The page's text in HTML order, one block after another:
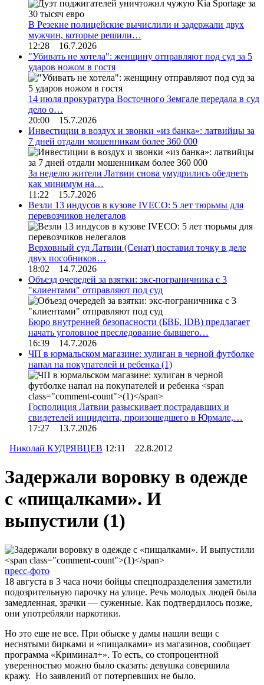
В Резекне полицейские вычислили и задержали двух
мужчин, которые решили…
12:28 16.7.2026
"Убивать не хотела": женщину отправляют под суд за 5
ударов ножом в гостя
14 июля прокуратура Восточного Земгале передала в суд
дело о…
20:00 15.7.2026
Инвестиции в воздух и звонки «из банка»: латвийцы за
7 дней отдали мошенникам более 360 000
За неделю жители Латвии снова умудрились обеднеть
как минимум на…
11:22 15.7.2026
Везли 13 индусов в кузове IVECO: 5 лет тюрьмы для
перевозчиков нелегалов
Верховный суд Латвии (Сенат) поставил точку в деле
двух пособников…
18:02 14.7.2026
Объезд очередей за взятки: экс-пограничника с 3
"клиентами" отправляют под суд
Бюро внутренней безопасности (БВБ, IDB) предлагает
начать уголовное преследование бывшего…
16:39 14.7.2026
ЧП в юрмальском магазине: хулиган в черной футболке
напал на покупателей и ребенка (1)
Госполиция Латвии разыскивает пострадавших и
свидетелей инцидента, произошедшего в Юрмале,…
17:27 13.7.2026
Николай КУДРЯВЦЕВ 12:11 22.8.2012
Задержали воровку в одежде
с «пищалками». И
выпустили (1)
пресс-фото
18 августа в 3 часа ночи бойцы спецподразделения заметили
подозрительную парочку на улице. Речь молодых людей была
замедленная, зрачки — суженные. Как подтвердилось позже,
они употребляли наркотики.
Но это еще не все. При обыске у дамы нашли вещи с
неснятыми бирками и «пищалками» из магазинов, сообщает
программа «Криминал+». То есть, со стопроцентной
уверенностью можно было сказать: девушка совершила
кражу. Но заявлений от потерпевших не было.